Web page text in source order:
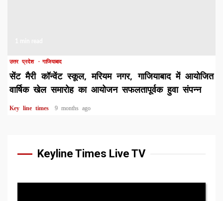
उत्तर प्रदेश गाजियाबाद
सेंट मैरी कॉन्वेंट स्कूल, मरियम नगर, गाजियाबाद में आयोजित
वार्षिक खेल समारोह का आयोजन सफलतापूर्वक हुवा संपन्न
Key line times 9 months ago
Keyline Times Live TV